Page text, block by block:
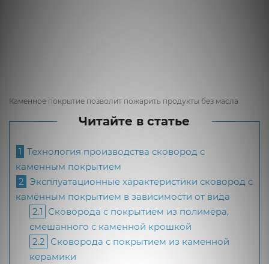
Каменное покрытие позволит пожарить продукты без масла
Читайте в статье
1 Технология производства сковород с
каменным покрытием
2 Эксплуатационные характеристики сковород с
каменным покрытием в зависимости от вида
2.1 Сковорода с покрытием из полимера,
смешанного с каменной крошкой
2.2 Сковорода с покрытием из каменной
керамики